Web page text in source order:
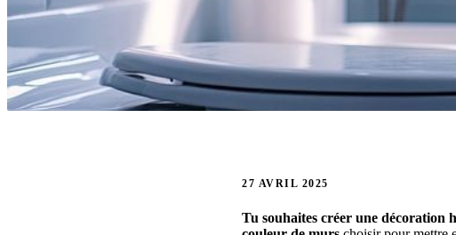
27 AVRIL 2025
Tu souhaites créer une décoration